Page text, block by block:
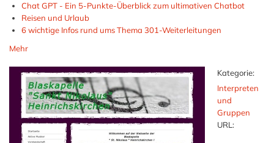
Chat GPT - Ein 5-Punkte-Überblick zum ultimativen Chatbot
Reisen und Urlaub
6 wichtige Infos rund ums Thema 301-Weiterleitungen
Mehr
Kategorie:
Interpreten
und
Gruppen
URL: